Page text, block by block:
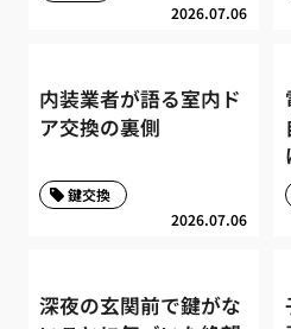
2026.07.06
内装業者が語る室内ド
ア交換の裏側
2026.07.06
鍵交換
深夜の玄関前で鍵がな